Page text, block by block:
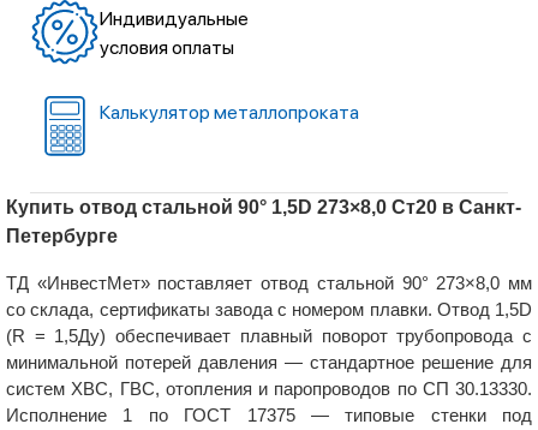
Индивидуальные
условия оплаты
Калькулятор металлопроката
Купить отвод стальной 90° 1,5D 273×8,0 Ст20 в Санкт-
Петербурге
ТД «ИнвестМет» поставляет отвод стальной 90° 273×8,0 мм
со склада, сертификаты завода с номером плавки. Отвод 1,5D
(R = 1,5Ду) обеспечивает плавный поворот трубопровода с
минимальной потерей давления — стандартное решение для
систем ХВС, ГВС, отопления и паропроводов по СП 30.13330.
Исполнение 1 по ГОСТ 17375 — типовые стенки под